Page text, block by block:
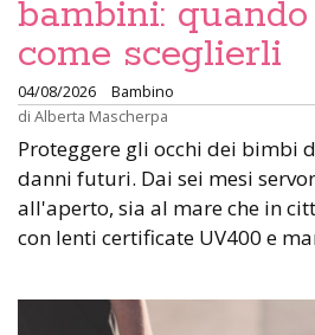
bambini:
come sceglierli
04/08/2026
Bambino
di Alberta Mascherpa
Proteggere gli occhi dei bimbi
danni futuri. Dai sei mesi
all'aperto, sia al mare che in
con lenti certificate UV400 e